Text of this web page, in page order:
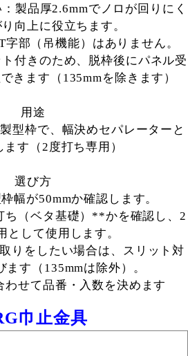
製品厚2.6mmでノロが回りにく
向上に役立ちます。
部（吊機能）はありません。
付きのため、脱枠後にパネル受
きます（135mmを除きます）
用途
型枠で、幅決めセパレーターと
ます（2度打ち専用）
選び方
幅が50mmか確認します。
（ベタ基礎）**かを確認し、2
として使用します。
りをしたい場合は、スリット対
ます（135mmは除外）。
わせて品番・入数を決めます
巾止金具